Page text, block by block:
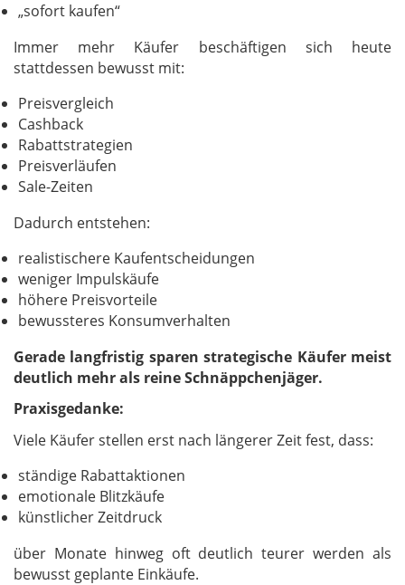
„sofort kaufen“
Immer mehr Käufer beschäftigen sich heute
stattdessen bewusst mit:
Preisvergleich
Cashback
Rabattstrategien
Preisverläufen
Sale-Zeiten
Dadurch entstehen:
realistischere Kaufentscheidungen
weniger Impulskäufe
höhere Preisvorteile
bewussteres Konsumverhalten
Gerade langfristig sparen strategische Käufer meist
deutlich mehr als reine Schnäppchenjäger.
Praxisgedanke:
Viele Käufer stellen erst nach längerer Zeit fest, dass:
ständige Rabattaktionen
emotionale Blitzkäufe
künstlicher Zeitdruck
über Monate hinweg oft deutlich teurer werden als
bewusst geplante Einkäufe.